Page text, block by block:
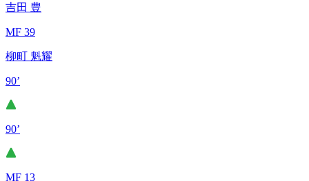
吉田 豊
MF 39
柳町 魁耀
90’
90’
MF 13